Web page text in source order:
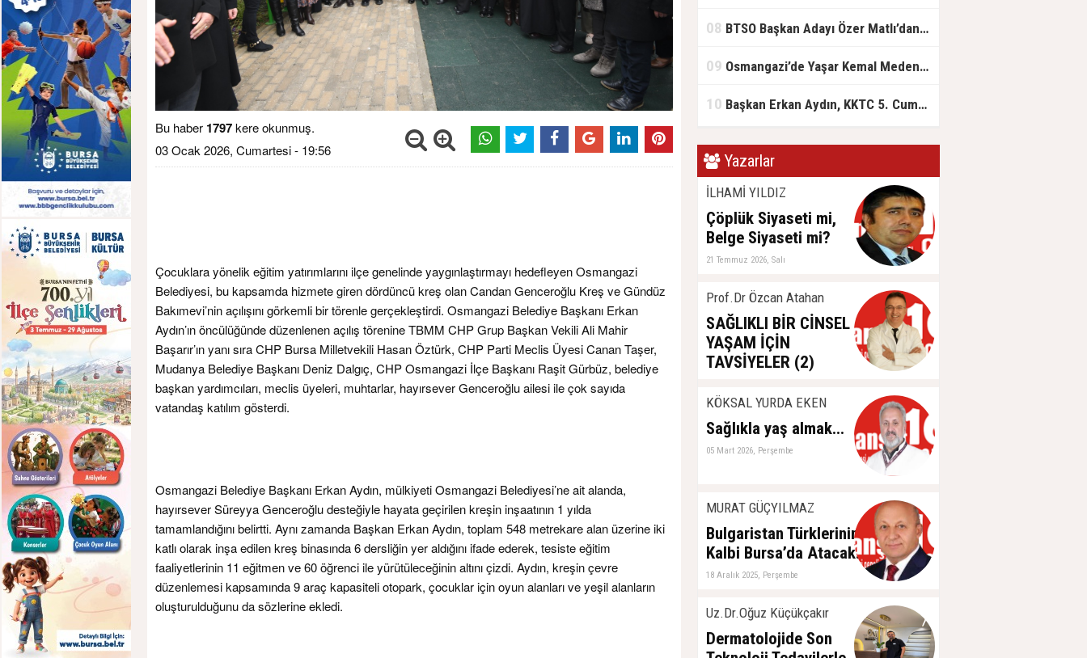
Bu haber 1797kere okunmuş.
03 Ocak 2026, Cumartesi - 19:56
Çocuklara yönelik eğitim yatırımlarını ilçe genelinde yaygınlaştırmayı hedefleyen Osmangazi
Belediyesi, bu kapsamda hizmete giren dördüncü kreş olan Candan Genceroğlu Kreş ve Gündüz
Bakımevi’nin açılışını görkemli bir törenle gerçekleştirdi. Osmangazi Belediye Başkanı Erkan
Aydın’ın öncülüğünde düzenlenen açılış törenine TBMM CHP Grup Başkan Vekili Ali Mahir
Başarır’ın yanı sıra CHP Bursa Milletvekili Hasan Öztürk, CHP Parti Meclis Üyesi Canan Taşer,
Mudanya Belediye Başkanı Deniz Dalgıç, CHP Osmangazi İlçe Başkanı Raşit Gürbüz, belediye
başkan yardımcıları, meclis üyeleri, muhtarlar, hayırsever Genceroğlu ailesi ile çok sayıda
vatandaş katılım gösterdi.
Osmangazi Belediye Başkanı Erkan Aydın, mülkiyeti Osmangazi Belediyesi’ne ait alanda,
hayırsever Süreyya Genceroğlu desteğiyle hayata geçirilen kreşin inşaatının 1 yılda
tamamlandığını belirtti. Aynı zamanda Başkan Erkan Aydın, toplam 548 metrekare alan üzerine iki
katlı olarak inşa edilen kreş binasında 6 dersliğin yer aldığını ifade ederek, tesiste eğitim
faaliyetlerinin 11 eğitmen ve 60 öğrenci ile yürütüleceğinin altını çizdi. Aydın, kreşin çevre
düzenlemesi kapsamında 9 araç kapasiteli otopark, çocuklar için oyun alanları ve yeşil alanların
oluşturulduğunu da sözlerine ekledi.
08 BTSO Başkan Adayı Özer Matlı’dan Açıklama: 60 Bin Üyemizin Gücünü, Üyemizle Birlikte Büyüteceğiz.
09 Osmangazi’de Yaşar Kemal Medeniyetler Kütüphanesi Hizmete Açıldı
10 Başkan Erkan Aydın, KKTC 5. Cumhurbaşkanı Ersin Tatar'ı Ağırladı
Yazarlar
İLHAMİ YILDIZ
Çöplük Siyaseti mi,
Belge Siyaseti mi?
21 Temmuz 2026, Salı
Prof.Dr Özcan Atahan
SAĞLIKLI BİR CİNSEL
YAŞAM İÇİN
TAVSİYELER (2)
KÖKSAL YURDA EKEN
Sağlıkla yaş almak...
05 Mart 2026, Perşembe
MURAT GÜÇYILMAZ
Bulgaristan Türklerinin
Kalbi Bursa’da Atacak!
18 Aralık 2025, Perşembe
Uz.Dr.Oğuz Küçükçakır
Dermatolojide Son